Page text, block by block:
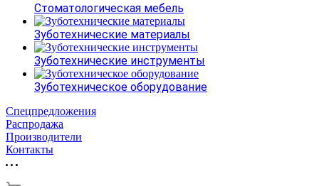
Стоматологическая мебель
Зуботехнические материалы
Зуботехнические инструменты
Зуботехническое оборудование
Спецпредложения
Распродажа
Производители
Контакты